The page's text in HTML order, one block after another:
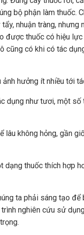
bộ phận làm thuốc.
nhuận tràng,
thuốc có hiệu
cũng có khi có tác
hưởng ít nhiều tới
dụng như tươi, một
không hỏng, gần
thuốc thích hợp
ta phải sáng tạo
nghiên cứu sử